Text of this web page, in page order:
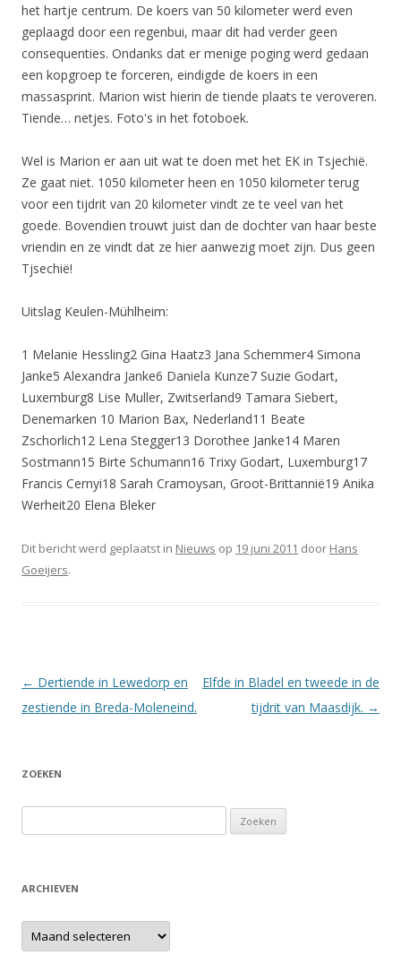
het hartje centrum. De koers van 50 kilometer werd even
geplaagd door een regenbui, maar dit had verder geen
consequenties. Ondanks dat er menige poging werd gedaan
een kopgroep te forceren, eindigde de koers in een
massasprint. Marion wist hierin de tiende plaats te veroveren.
Tiende… netjes. Foto's in het fotoboek.
Wel is Marion er aan uit wat te doen met het EK in Tsjechië.
Ze gaat niet. 1050 kilometer heen en 1050 kilometer terug
voor een tijdrit van 20 kilometer vindt ze te veel van het
goede. Bovendien trouwt juist dan de dochter van haar beste
vriendin en ze vindt dat ze hier aanwezig moet zijn. Dus geen
Tjsechië!
Uitslag Keulen-Mühlheim:
1 Melanie Hessling2 Gina Haatz3 Jana Schemmer4 Simona
Janke5 Alexandra Janke6 Daniela Kunze7 Suzie Godart,
Luxemburg8 Lise Muller, Zwitserland9 Tamara Siebert,
Denemarken 10 Marion Bax, Nederland11 Beate
Zschorlich12 Lena Stegger13 Dorothee Janke14 Maren
Sostmann15 Birte Schumann16 Trixy Godart, Luxemburg17
Francis Cernyi18 Sarah Cramoysan, Groot-Brittannië19 Anika
Werheit20 Elena Bleker
Dit bericht werd geplaatst in Nieuws op 19 juni 2011 door Hans
Goeijers.
Berichtnavigatie
← Dertiende in Lewedorp en
zestiende in Breda-Moleneind.
Elfde in Bladel en tweede in de
tijdrit van Maasdijk. →
ZOEKEN
naar:
ARCHIEVEN
Archieven